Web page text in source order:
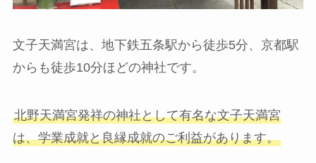
文子天満宮は、地下鉄五条駅から徒歩5分、京都駅
からも徒歩10分ほどの神社です。
北野天満宮発祥の神社として有名な文子天満宮
は、学業成就と良縁成就のご利益があります。